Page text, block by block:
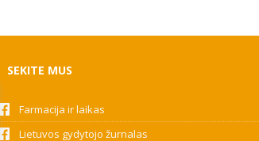
SEKITE MUS
Farmacija ir laikas
Lietuvos gydytojo žurnalas